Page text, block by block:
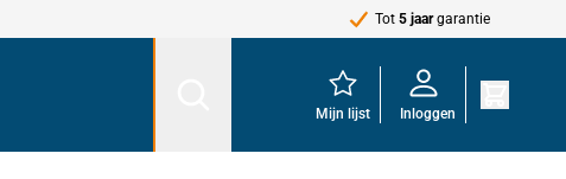
Tot 5 jaargarantie
Mijn lijst Inloggen